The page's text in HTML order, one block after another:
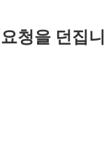
청을 던집니